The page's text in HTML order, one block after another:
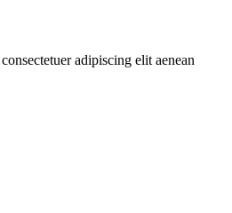
adipiscing elit aenean